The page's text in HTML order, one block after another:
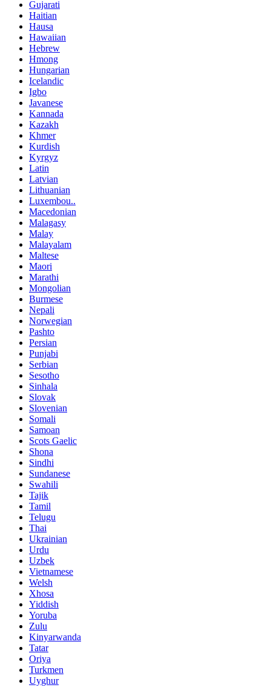
Gujarati
Haitian
Hausa
Hawaiian
Hebrew
Hmong
Hungarian
Icelandic
Igbo
Javanese
Kannada
Kazakh
Khmer
Kurdish
Kyrgyz
Latin
Latvian
Lithuanian
Luxembou..
Macedonian
Malagasy
Malay
Malayalam
Maltese
Maori
Marathi
Mongolian
Burmese
Nepali
Norwegian
Pashto
Persian
Punjabi
Serbian
Sesotho
Sinhala
Slovak
Slovenian
Somali
Samoan
Scots Gaelic
Shona
Sindhi
Sundanese
Swahili
Tajik
Tamil
Telugu
Thai
Ukrainian
Urdu
Uzbek
Vietnamese
Welsh
Xhosa
Yiddish
Yoruba
Zulu
Kinyarwanda
Tatar
Oriya
Turkmen
Uyghur